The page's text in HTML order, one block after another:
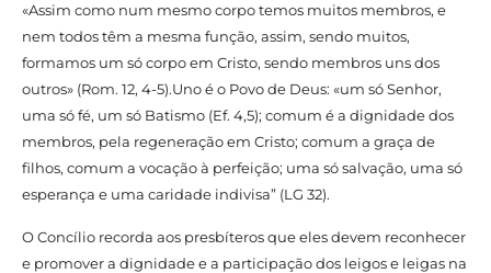
«Assim como num mesmo corpo temos muitos membros, e
nem todos têm a mesma função, assim, sendo muitos,
formamos um só corpo em Cristo, sendo membros uns dos
outros» (Rom. 12, 4-5).Uno é o Povo de Deus: «um só Senhor,
uma só fé, um só Batismo (Ef. 4,5); comum é a dignidade dos
membros, pela regeneração em Cristo; comum a graça de
filhos, comum a vocação à perfeição; uma só salvação, uma só
esperança e uma caridade indivisa” (LG 32).
O Concílio recorda aos presbíteros que eles devem reconhecer
e promover a dignidade e a participação dos leigos e leigas na